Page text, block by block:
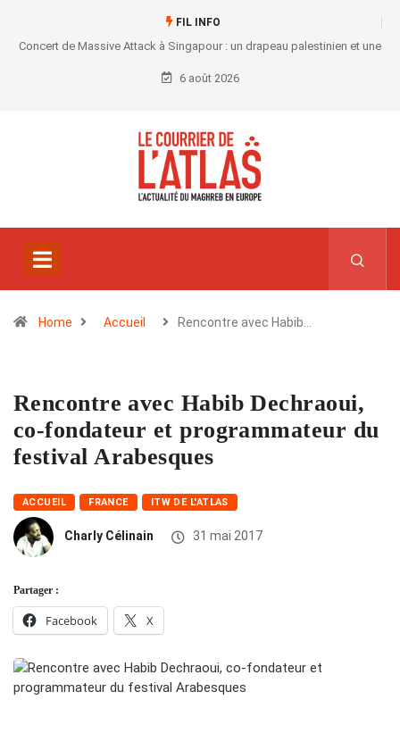
FIL INFO
Concert de Massive Attack à Singapour : un drapeau palestinien et une
convocation au commissariat
6 août 2026
Home Accueil Rencontre avec Habib…
Rencontre avec Habib Dechraoui,
co-fondateur et programmateur du
festival Arabesques
ACCUEIL FRANCE ITW DE L'ATLAS
Charly Célinain 31 mai 2017
Partager :
Facebook X